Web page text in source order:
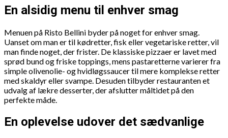
En alsidig menu til enhver smag
Menuen på Risto Bellini byder på noget for enhver smag.
Uanset om man er til kødretter, fisk eller vegetariske retter, vil
man finde noget, der frister. De klassiske pizzaer er lavet med
sprød bund og friske toppings, mens pastaretterne varierer fra
simple olivenolie- og hvidløgssaucer til mere komplekse retter
med skaldyr eller svampe. Desuden tilbyder restauranten et
udvalg af lækre desserter, der afslutter måltidet på den
perfekte måde.
En oplevelse udover det sædvanlige